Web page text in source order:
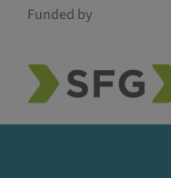
Funded by